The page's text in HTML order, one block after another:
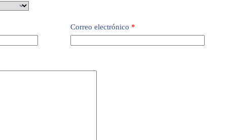
Correo electrónico *